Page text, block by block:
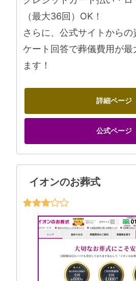
（最大36回）OK！
さらに、公式サイトから
ケート回答で葬儀費用が最
ます！
詳細ページ
公式ページ
イオンのお葬式